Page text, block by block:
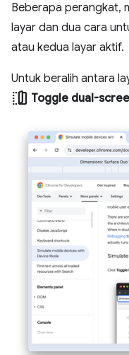
Beberapa perangkat,
layar dan dua cara
atau kedua layar aktif.
Untuk beralih antara
devices_fold Toggle dual-